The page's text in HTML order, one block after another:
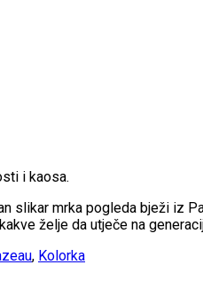
i kaosa.
slikar mrka pogleda bježi iz
želje da utječe na
, Kolorka